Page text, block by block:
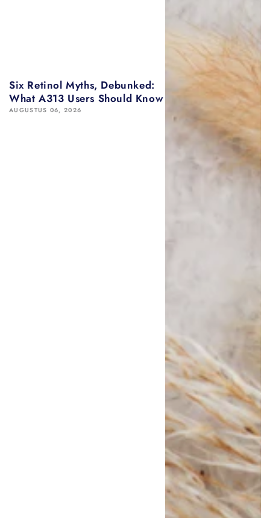
Six Retinol Myths, Debunked:
What A313 Users Should Know
AUGUSTUS 06, 2026